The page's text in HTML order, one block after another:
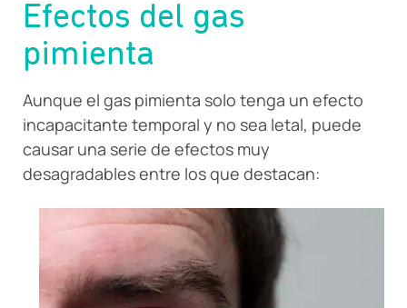
Efectos del gas
pimienta
Aunque el gas pimienta solo tenga un efecto
incapacitante temporal y no sea letal, puede
causar una serie de efectos muy
desagradables entre los que destacan: